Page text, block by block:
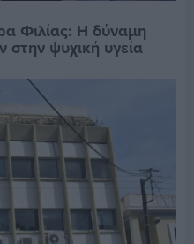
Φιλίας: Η δύναμη
ψυχική υγεία